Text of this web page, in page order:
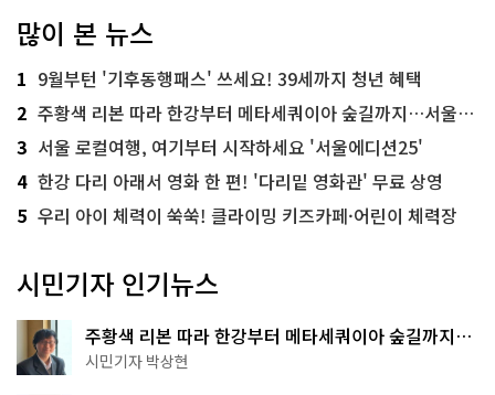
많이 본 뉴스
1 9월부턴 '기후동행패스' 쓰세요! 39세까지 청년 혜택
2 주황색 리본 따라 한강부터 메타세쿼이아 숲길까지…서울둘레길 15코스
3 서울 로컬여행, 여기부터 시작하세요 '서울에디션25'
4 한강 다리 아래서 영화 한 편! '다리밑 영화관' 무료 상영
5 우리 아이 체력이 쑥쑥! 클라이밍 키즈카페·어린이 체력장
시민기자 인기뉴스
주황색 리본 따라 한강부터 메타세쿼이아 숲길까지…
서울둘레길 15코스
시민기자 박상현